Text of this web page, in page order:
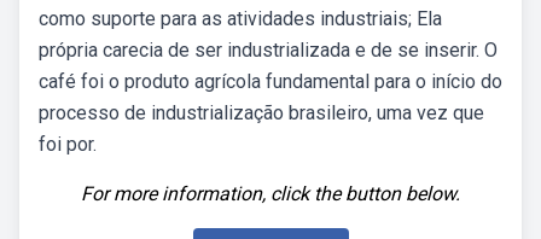
como suporte para as atividades industriais; Ela
própria carecia de ser industrializada e de se inserir. O
café foi o produto agrícola fundamental para o início do
processo de industrialização brasileiro, uma vez que
foi por.
For more information, click the button below.